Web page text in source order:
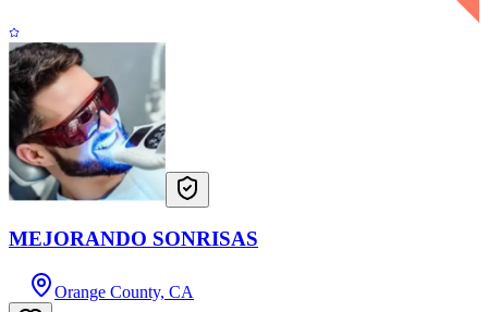
MEJORANDO SONRISAS
Orange County, CA